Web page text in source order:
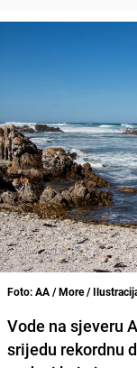
Foto: AA / More /
Vode na sjeveru
srijedu rekordnu